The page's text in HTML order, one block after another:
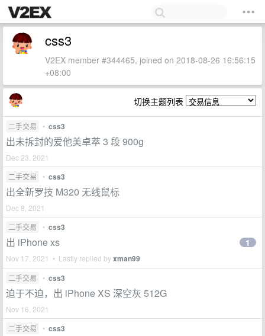
css3
V2EX member #344465, joined on 2018-08-26 16:56:15
+08:00
切换主题列表
二手交易 • css3
出未拆封的爱他美卓萃 3 段 900g
Dec 23, 2021
二手交易
• css3
出全新罗技 M320 无线鼠标
Dec 8, 2021
二手交易
• css3
出 iPhone xs
Nov 17, 2021 • Lastly replied byxman99
1
二手交易 • css3
迫于不迫，出 iPhone XS 深空灰 512G
Nov 16, 2021
二手交易
• css3